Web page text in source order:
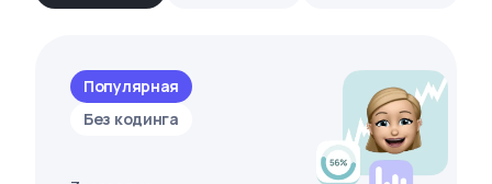
Популярная
Без кодинга